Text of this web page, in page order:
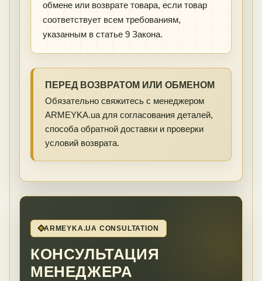
обмене или возврате товара, если товар
соответствует всем требованиям,
указанным в статье 9 Закона.
ПЕРЕД ВОЗВРАТОМ ИЛИ ОБМЕНОМ
Обязательно свяжитесь с менеджером
ARMEYKA.ua для согласования деталей,
способа обратной доставки и проверки
условий возврата.
ARMEYKA.UA CONSULTATION
КОНСУЛЬТАЦИЯ
МЕНЕДЖЕРА